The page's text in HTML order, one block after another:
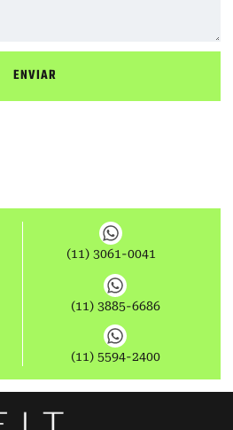
ENVIAR
(11) 3061-0041
(11) 3885-6686
(11) 5594-2400